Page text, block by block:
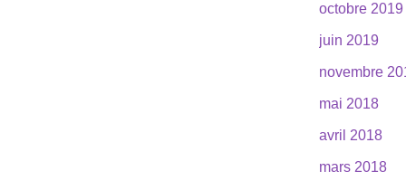
octobre 2019
juin 2019
novembre
mai 2018
avril 2018
mars 2018